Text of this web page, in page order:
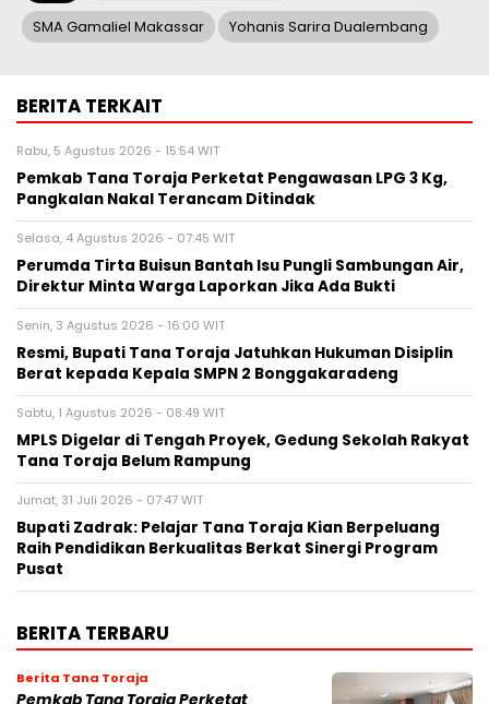
SMA Gamaliel Makassar Yohanis Sarira Dualembang
BERITA TERKAIT
Rabu, 5 Agustus 2026 - 15:54 WIT
Pemkab Tana Toraja Perketat Pengawasan LPG 3 Kg,
Pangkalan Nakal Terancam Ditindak
Selasa, 4 Agustus 2026 - 07:45 WIT
Perumda Tirta Buisun Bantah Isu Pungli Sambungan Air,
Direktur Minta Warga Laporkan Jika Ada Bukti
Senin, 3 Agustus 2026 - 16:00 WIT
Resmi, Bupati Tana Toraja Jatuhkan Hukuman Disiplin
Berat kepada Kepala SMPN 2 Bonggakaradeng
Sabtu, 1 Agustus 2026 - 08:49 WIT
MPLS Digelar di Tengah Proyek, Gedung Sekolah Rakyat
Tana Toraja Belum Rampung
Jumat, 31 Juli 2026 - 07:47 WIT
Bupati Zadrak: Pelajar Tana Toraja Kian Berpeluang
Raih Pendidikan Berkualitas Berkat Sinergi Program
Pusat
BERITA TERBARU
Berita Tana Toraja
Pemkab Tana Toraja Perketat